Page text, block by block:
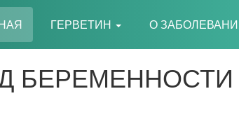
(CURRENT)
ГЕРВЕТИН О
БЕРЕМЕННОСТИ